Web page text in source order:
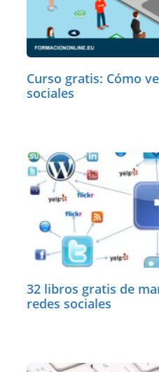
Curso gratis: Cómo
sociales
32 libros gratis de
redes sociales